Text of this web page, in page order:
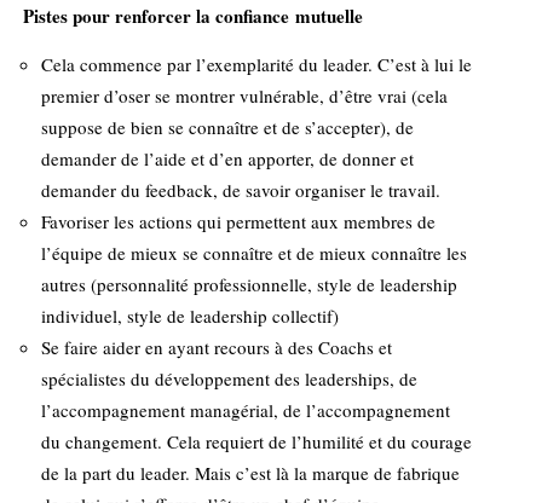
Pistes pour renforcer la confiance mutuelle
Cela commence par l’exemplarité du leader. C’est à lui le
premier d’oser se montrer vulnérable, d’être vrai (cela
suppose de bien se connaître et de s’accepter), de
demander de l’aide et d’en apporter, de donner et
demander du feedback, de savoir organiser le travail.
Favoriser les actions qui permettent aux membres de
l’équipe de mieux se connaître et de mieux connaître les
autres (personnalité professionnelle, style de leadership
individuel, style de leadership collectif)
Se faire aider en ayant recours à des Coachs et
spécialistes du développement des leaderships, de
l’accompagnement managérial, de l’accompagnement
du changement. Cela requiert de l’humilité et du courage
de la part du leader. Mais c’est là la marque de fabrique